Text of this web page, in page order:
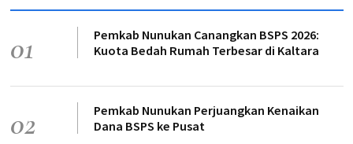
01
Pemkab Nunukan Canangkan BSPS 2026:
Kuota Bedah Rumah Terbesar di Kaltara
02
Pemkab Nunukan Perjuangkan Kenaikan
Dana BSPS ke Pusat